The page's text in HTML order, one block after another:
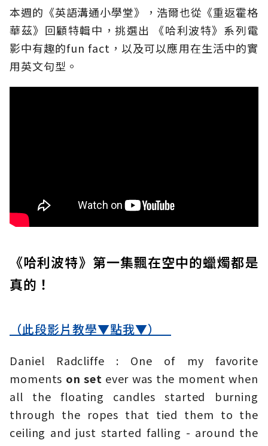
本週的《英語溝通小學堂》，浩爾也從《重返霍格
華茲》回顧特輯中，挑選出 《哈利波特》系列電
影中有趣的fun fact，以及可以應用在生活中的實
用英文句型。
《哈利波特》第一集飄在空中的蠟燭都是
真的！
（此段影片教學▼點我▼）
Daniel Radcliffe : One of my favorite
moments on set ever was the moment when
all the floating candles started burning
through the ropes that tied them to the
ceiling and just started falling - around the